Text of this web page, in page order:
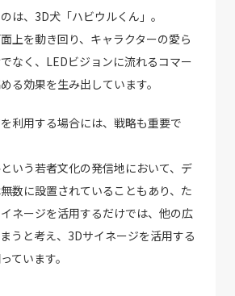
は、3D犬「ハビウルくん」。
上を動き回り、キャラクターの愛ら
なく、LEDビジョンに流れるコマー
る効果を生み出しています。
利用する場合には、戦略も重要で
いう若者文化の発信地において、デ
数に設置されていることもあり、た
ネージを活用するだけでは、他の広
うと考え、3Dサイネージを活用する
ています。